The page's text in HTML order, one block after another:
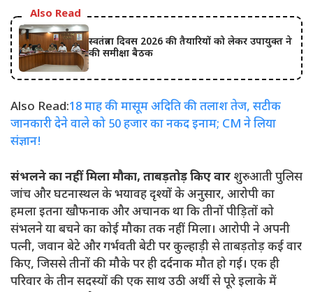
Also Read
स्वतंत्रता दिवस 2026 की तैयारियों को लेकर उपायुक्त ने
की समीक्षा बैठक
Also Read:18 माह की मासूम अदिति की तलाश तेज, सटीक
जानकारी देने वाले को 50 हजार का नकद इनाम; CM ने लिया
संज्ञान!
संभलने का नहीं मिला मौका, ताबड़तोड़ किए वार शुरुआती पुलिस
जांच और घटनास्थल के भयावह दृश्यों के अनुसार, आरोपी का
हमला इतना खौफनाक और अचानक था कि तीनों पीड़ितों को
संभलने या बचने का कोई मौका तक नहीं मिला। आरोपी ने अपनी
पत्नी, जवान बेटे और गर्भवती बेटी पर कुल्हाड़ी से ताबड़तोड़ कई वार
किए, जिससे तीनों की मौके पर ही दर्दनाक मौत हो गई। एक ही
परिवार के तीन सदस्यों की एक साथ उठी अर्थी से पूरे इलाके में